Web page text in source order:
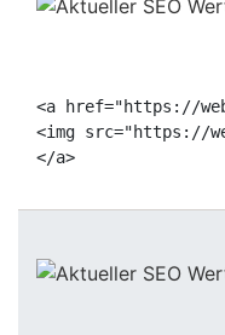
<a href="https://
<img src="https://